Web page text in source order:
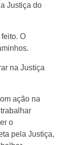
Justiça do
O
na Justiça
ação na
o
pela Justiça,